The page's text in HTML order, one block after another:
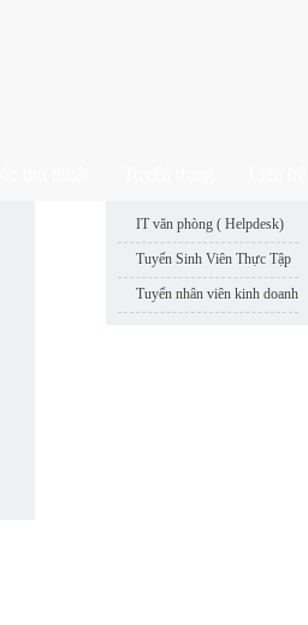
IT văn phòng ( Helpdesk)
Tuyển Sinh Viên Thực Tập
Tuyển nhân viên kinh doanh